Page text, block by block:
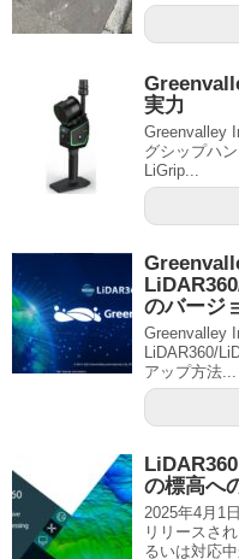
実力
Greenvalley
グシップハ
LiGrip...
のバージ
Greenvalley
LiDAR360/
アップ方法...
の標高へ
2025年4月1
リリースさ
るいは対応